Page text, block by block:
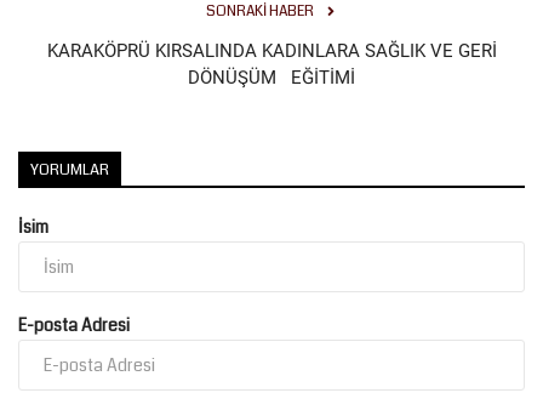
SONRAKI HABER
KARAKÖPRÜ KIRSALINDA KADINLARA SAĞLIK VE GERİ
DÖNÜŞÜM EĞİTİMİ
YORUMLAR
İsim
E-posta Adresi